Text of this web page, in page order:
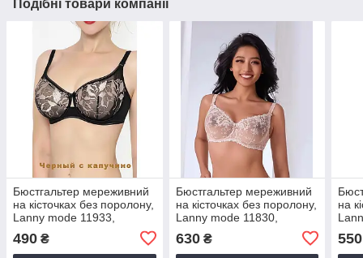
Подібні товари компанії
Бюстгальтер мереживний
на кісточках без поролону,
Lanny mode 11933,
490 ₴
Бюстгальтер мереживний
на кісточках без поролону,
Lanny mode 11830,
630₴
на
550